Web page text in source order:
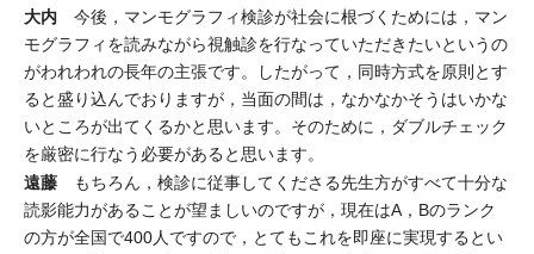
大内 今後，マンモグラフィ検診が社会に根づくためには，マン
モグラフィを読みながら視触診を行なっていただきたいというの
がわれわれの長年の主張です。したがって，同時方式を原則とす
ると盛り込んでおりますが，当面の間は，なかなかそうはいかな
いところが出てくるかと思います。そのために，ダブルチェック
を厳密に行なう必要があると思います。
遠藤 もちろん，検診に従事してくださる先生方がすべて十分な
読影能力があることが望ましいのですが，現在はA，Bのランク
の方が全国で400人ですので，とてもこれを即座に実現するとい